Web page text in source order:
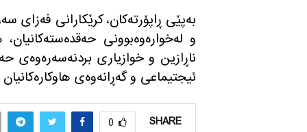
به‌پێی ڕاپۆرته‌كان، كرێكارانی
و له‌خواره‌وه‌بوونی
ناڕازین و خوازیاری
ئیجتیماعی و گه‌ڕانه‌وه‌ی
SHARE
0